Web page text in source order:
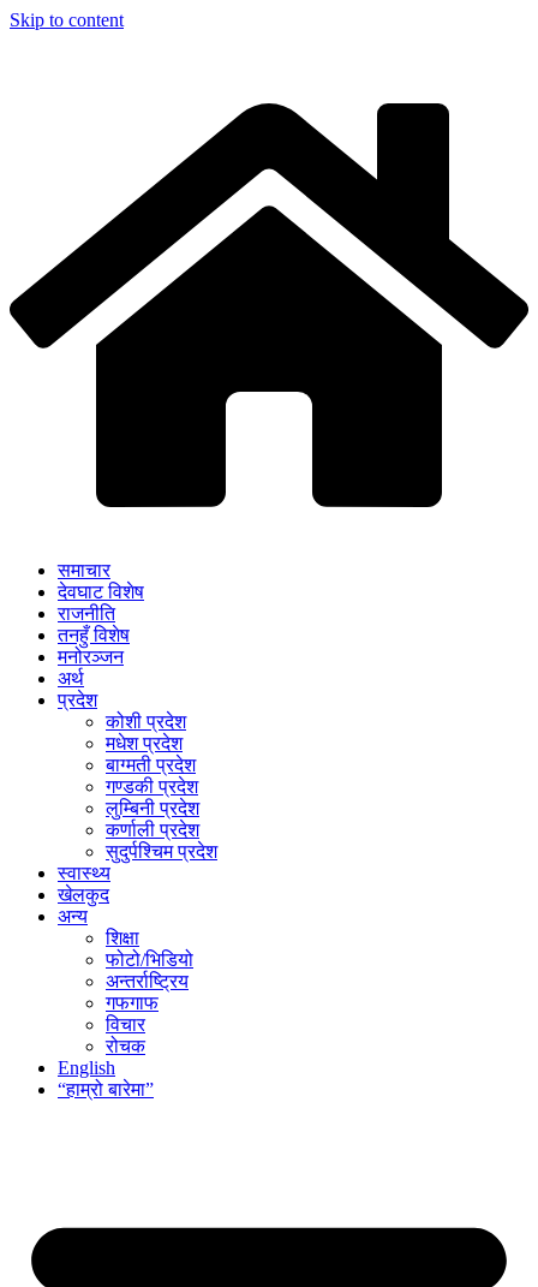
Skip to content
समाचार
देवघाट विशेष
राजनीति
तनहुँ विशेष
मनोरञ्जन
अर्थ
प्रदेश
कोशी प्रदेश
मधेश प्रदेश
बाग्मती प्रदेश
गण्डकी प्रदेश
लुम्बिनी प्रदेश
कर्णाली प्रदेश
सुदुर्पश्चिम प्रदेश
स्वास्थ्य
खेलकुद
अन्य
शिक्षा
फोटो/भिडियो
अन्तर्राष्ट्रिय
गफगाफ
विचार
रोचक
English
“हाम्रो बारेमा”